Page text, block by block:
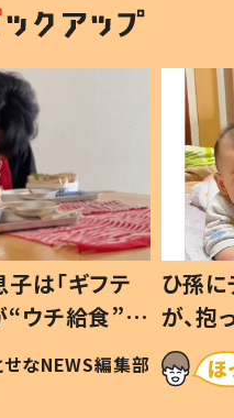
は「ギフテ
“ウチ給食”を
#令和の親
せなNEWS編集部
ひ孫
が、
「涙が
い」